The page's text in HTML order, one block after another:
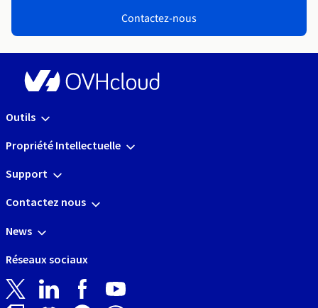
Contactez-nous
Outils
Propriété Intellectuelle
Support
Contactez nous
News
Réseaux sociaux